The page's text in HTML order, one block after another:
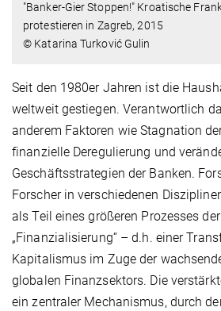
"Banker-Gier Stoppen!" Kroatische
protestieren in Zagreb, 2015
© Katarina Turković Gulin
Seit den 1980er Jahren ist die
weltweit gestiegen. Verantwortlich
anderem Faktoren wie Stagnation
finanzielle Deregulierung und
Geschäftsstrategien der Banken.
Forscher in verschiedenen
als Teil eines größeren Prozesses
„Finanzialisierung“ – d.h. einer
Kapitalismus im Zuge der
globalen Finanzsektors. Die
ein zentraler Mechanismus, durch